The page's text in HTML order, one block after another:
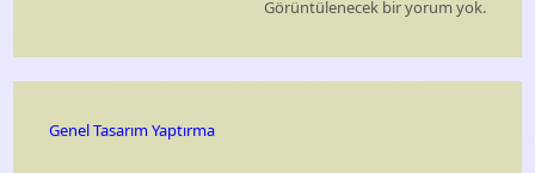
Görüntülenecek bir yorum yok.
Genel Tasarım Yaptırma